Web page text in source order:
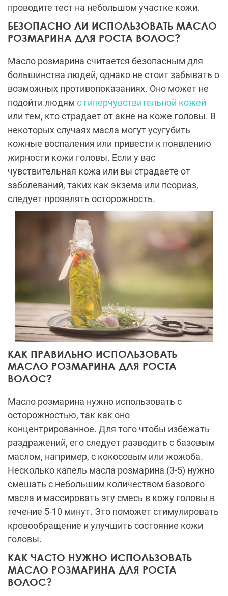
проводите тест на небольшом участке кожи.
БЕЗОПАСНО ЛИ ИСПОЛЬЗОВАТЬ МАСЛО
РОЗМАРИНА ДЛЯ РОСТА ВОЛОС?
Масло розмарина считается безопасным для
большинства людей, однако не стоит забывать о
возможных противопоказаниях. Оно может не
подойти людям с гиперчувствительной кожей
или тем, кто страдает от акне на коже головы. В
некоторых случаях масла могут усугубить
кожные воспаления или привести к появлению
жирности кожи головы. Если у вас
чувствительная кожа или вы страдаете от
заболеваний, таких как экзема или псориаз,
следует проявлять осторожность.
КАК ПРАВИЛЬНО ИСПОЛЬЗОВАТЬ
МАСЛО РОЗМАРИНА ДЛЯ РОСТА
ВОЛОС?
Масло розмарина нужно использовать с
осторожностью, так как оно
концентрированное. Для того чтобы избежать
раздражений, его следует разводить с базовым
маслом, например, с кокосовым или жожоба.
Несколько капель масла розмарина (3-5) нужно
смешать с небольшим количеством базового
масла и массировать эту смесь в кожу головы в
течение 5-10 минут. Это поможет стимулировать
кровообращение и улучшить состояние кожи
головы.
КАК ЧАСТО НУЖНО ИСПОЛЬЗОВАТЬ
МАСЛО РОЗМАРИНА ДЛЯ РОСТА
ВОЛОС?